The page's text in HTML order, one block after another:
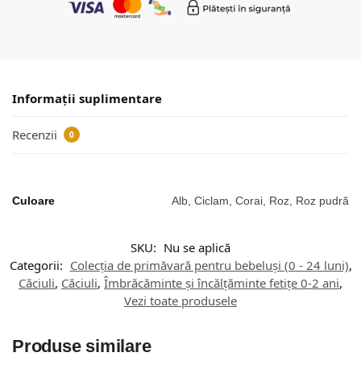
Informații suplimentare
Recenzii 0
Culoare Alb, Ciclam, Corai, Roz, Roz pudră
SKU: Nu se aplică
Categorii: Colecția de primăvară pentru bebeluși (0 - 24 luni),
Căciuli, Căciuli, Îmbrăcăminte și încălțăminte fetițe 0-2 ani,
Vezi toate produsele
Produse similare